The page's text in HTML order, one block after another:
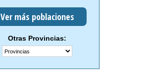
Ver más poblaciones
Otras Provincias: